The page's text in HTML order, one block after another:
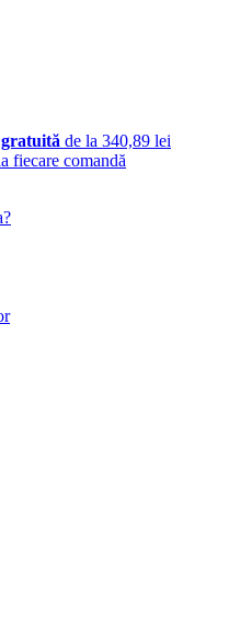
de la 340,89 lei
fiecare comandă